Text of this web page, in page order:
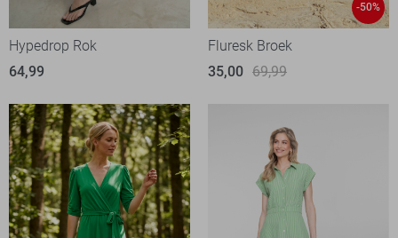
Hypedrop Rok
64,99
-50%
Fluresk Broek
35,00 69,99